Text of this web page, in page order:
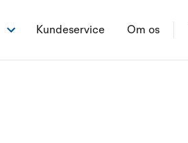
Kundeservice Om os